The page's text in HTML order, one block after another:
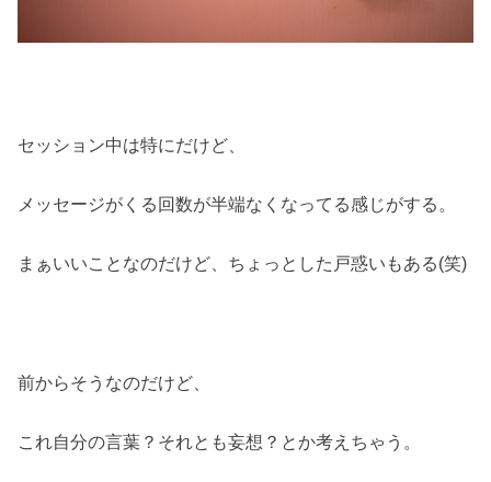
セッション中は特にだけど、
メッセージがくる回数が半端なくなってる感じがする。
まぁいいことなのだけど、ちょっとした戸惑いもある(笑)
前からそうなのだけど、
これ自分の言葉？それとも妄想？とか考えちゃう。